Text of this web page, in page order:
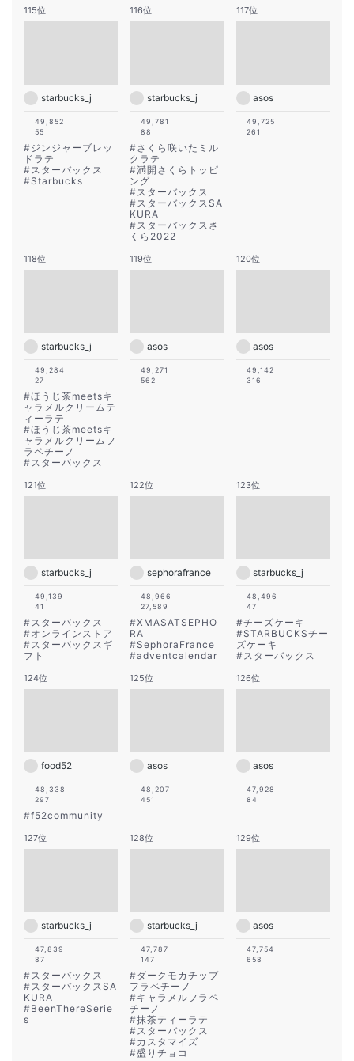
115位
starbucks_j
49,852
55
#ジンジャーブレッ
ドラテ
# スターバックス
#Starbucks
116位
starbucks_j
49,781
88
#さくら咲いたミル
クラテ
#満開さくらトッピ
ング
# スターバックス
# スターバックスSA
KURA
# スターバックスさ
くら2022
117位
asos
49,725
261
118位
starbucks_j
49,284
27
#ほうじ茶meetsキ
ャラメルクリームテ
ィーラテ
#ほうじ茶meetsキ
ャラメルクリームフ
ラペチーノ
# スターバックス
119位
asos
49,271
562
120位
asos
49,142
316
121位
starbucks_j
49,139
41
# スターバックス
#オンラインストア
# スターバックスギ
フト
122位
sephorafrance
48,966
27,589
#XMASATSEPHO
RA
#SephoraFrance
#adventcalendar
123位
starbucks_j
48,496
47
#チーズケーキ
#STARBUCKSチー
ズケーキ
# スターバックス
124位
food52
48,338
297
#f52community
125位
asos
48,207
451
126位
asos
47,928
84
127位
starbucks_j
47,839
87
# スターバックス
# スターバックスSA
KURA
#BeenThereSerie
s
128位
starbucks_j
47,787
147
#ダークモカチップ
フラペチーノ
#キャラメルフラペ
チーノ
#抹茶ティーラテ
# スターバックス
#カスタマイズ
#盛りチョコ
129位
asos
47,754
658